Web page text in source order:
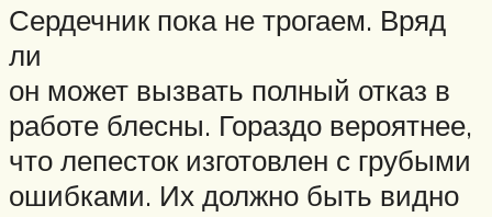
Сердечник пока не трогаем. Вряд
ли
он может вызвать полный отказ в
работе блесны. Гораздо вероятнее,
что лепесток изготовлен с грубыми
ошибками. Их должно быть видно